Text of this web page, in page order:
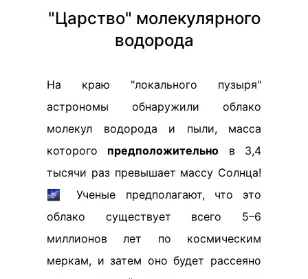
"Царство" молекулярного
водорода
На краю "локального пузыря"
астрономы обнаружили облако
молекул водорода и пыли, масса
которого предположительно в 3,4
тысячи раз превышает массу Солнца!
🌌 Ученые предполагают, что это
облако существует всего 5–6
миллионов лет по космическим
меркам, и затем оно будет рассеяно